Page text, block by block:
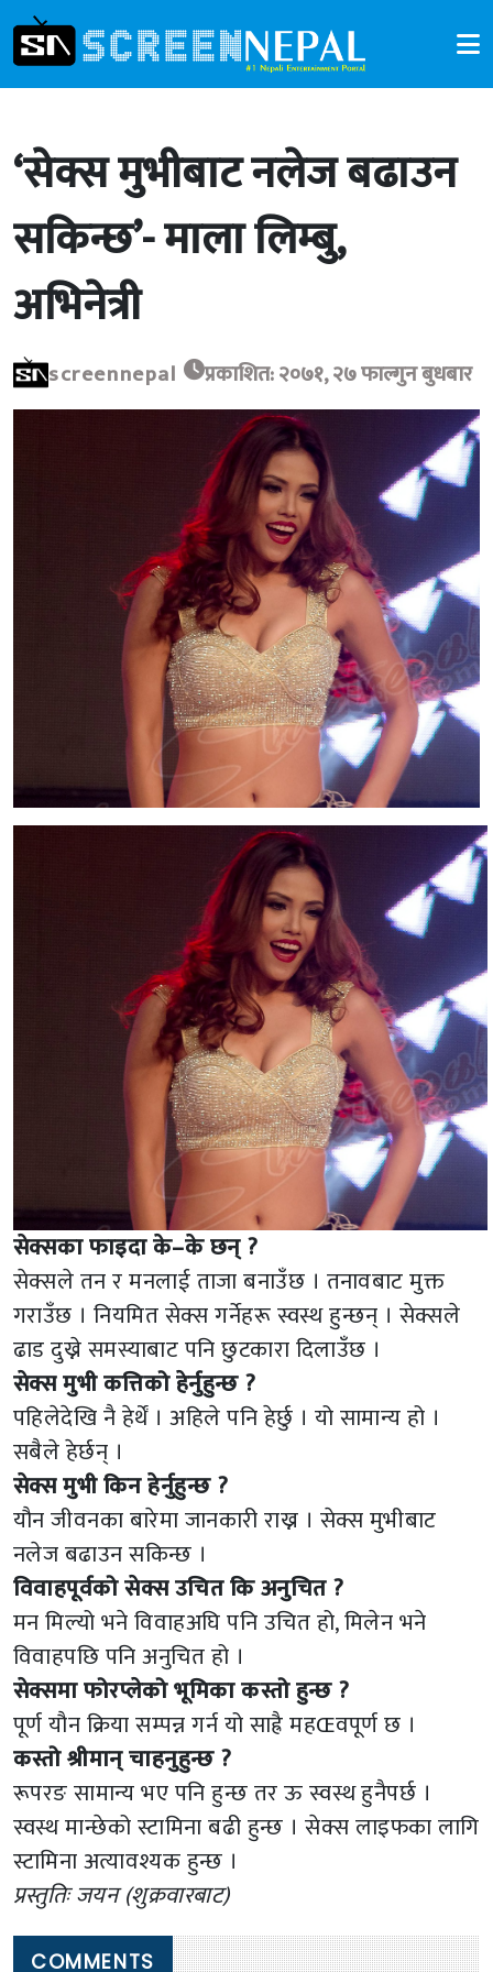
‘सेक्स मुभीबाट नलेज बढाउन
सकिन्छ’- माला लिम्बु,
अभिनेत्री
screennepal प्रकाशित: २०७१, २७ फाल्गुन बुधबार
सेक्सका फाइदा के–के छन् ?
सेक्सले तन र मनलाई ताजा बनाउँछ । तनावबाट मुक्त
गराउँछ । नियमित सेक्स गर्नेहरू स्वस्थ हुन्छन् । सेक्सले
ढाड दुख्ने समस्याबाट पनि छुटकारा दिलाउँछ ।
सेक्स मुभी कत्तिको हेर्नुहुन्छ ?
पहिलेदेखि नै हेर्थें । अहिले पनि हेर्छु । यो सामान्य हो ।
सबैले हेर्छन् ।
सेक्स मुभी किन हेर्नुहुन्छ ?
यौन जीवनका बारेमा जानकारी राख्न । सेक्स मुभीबाट
नलेज बढाउन सकिन्छ ।
विवाहपूर्वको सेक्स उचित कि अनुचित ?
मन मिल्यो भने विवाहअघि पनि उचित हो, मिलेन भने
विवाहपछि पनि अनुचित हो ।
सेक्समा फोरप्लेको भूमिका कस्तो हुन्छ ?
पूर्ण यौन क्रिया सम्पन्न गर्न यो साह्रै महŒवपूर्ण छ ।
कस्तो श्रीमान् चाहनुहुन्छ ?
रूपरङ सामान्य भए पनि हुन्छ तर ऊ स्वस्थ हुनैपर्छ ।
स्वस्थ मान्छेको स्टामिना बढी हुन्छ । सेक्स लाइफका लागि
स्टामिना अत्यावश्यक हुन्छ ।
प्रस्तुतिः जयन (शुक्रवारबाट)
COMMENTS